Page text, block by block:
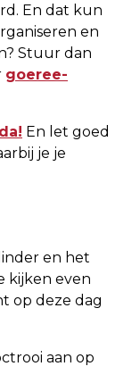
En dat kun
en
Stuur dan
goeree-
En let goed
je je
en het
kijken even
op deze dag
aan op